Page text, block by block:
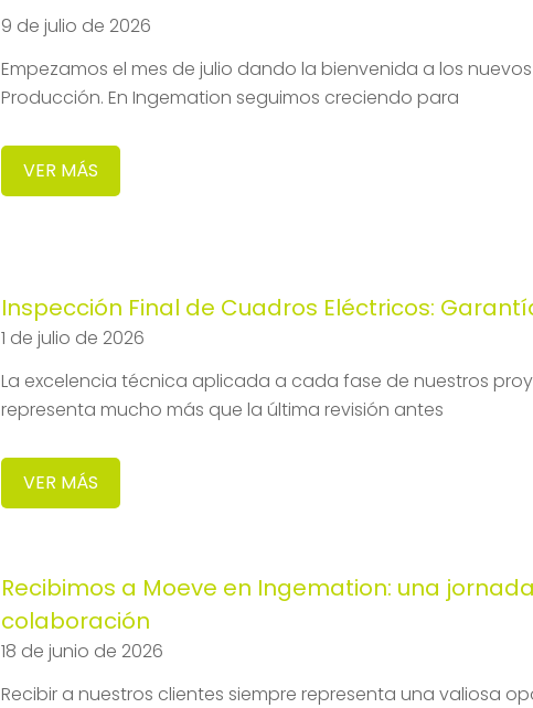
9 de julio de 2026
Empezamos el mes de julio dando la bienvenida a los
Producción. En Ingemation seguimos creciendo para
VER MÁS
Inspección Final de Cuadros Eléctricos:
1 de julio de 2026
La excelencia técnica aplicada a cada fase de nuestros
representa mucho más que la última revisión antes
VER MÁS
Recibimos a Moeve en Ingemation: una
colaboración
18 de junio de 2026
Recibir a nuestros clientes siempre representa una valiosa